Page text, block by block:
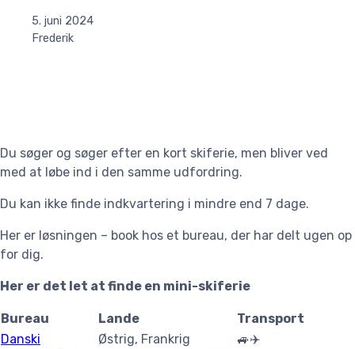
5. juni 2024
Frederik
Du søger og søger efter en kort skiferie, men bliver ved
med at løbe ind i den samme udfordring.
Du kan ikke finde indkvartering i mindre end 7 dage.
Her er løsningen – book hos et bureau, der har delt ugen op
for dig.
Her er det let at finde en mini-skiferie
Bureau Lande
Transport
Danski
Østrig, Frankrig
🚙✈️